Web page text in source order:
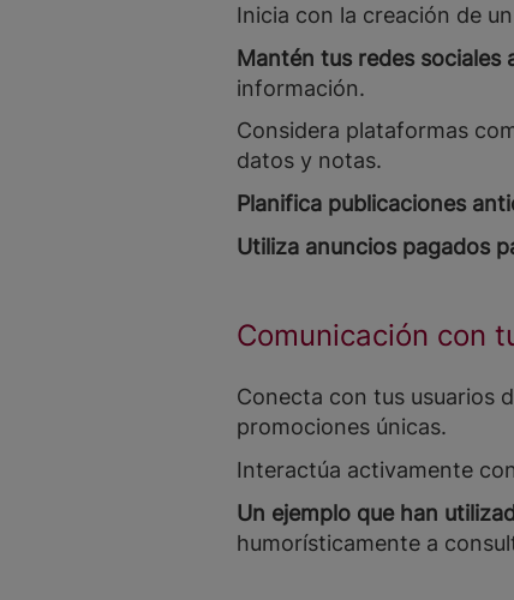
Inicia con la creación de un
Mantén tus redes sociales
información.
Considera plataformas
datos y notas.
Planifica publicaciones
Utiliza anuncios pagados
Comunicación con
Conecta con tus usuarios
promociones únicas.
Interactúa activamente
Un ejemplo que han
humorísticamente a